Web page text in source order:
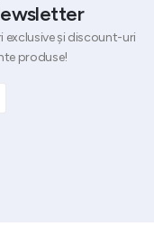
exclusive și discount-uri
produse!